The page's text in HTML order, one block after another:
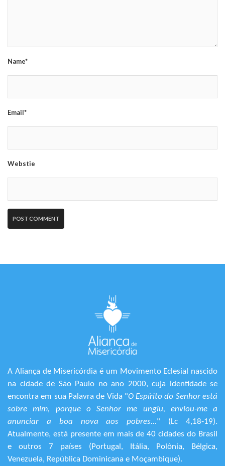
Name*
Email*
Webstie
A Aliança de Misericórdia é um Movimento Eclesial nascido
na cidade de São Paulo no ano 2000, cuja identidade se
encontra em sua Palavra de Vida "O Espírito do Senhor está
sobre mim, porque o Senhor me ungiu, enviou-me a
anunciar a boa nova aos pobres..." (Lc 4,18-19).
Atualmente, está presente em mais de 40 cidades do Brasil
e outros 7 países (Portugal, Itália, Polônia, Bélgica,
Venezuela, República Dominicana e Moçambique).